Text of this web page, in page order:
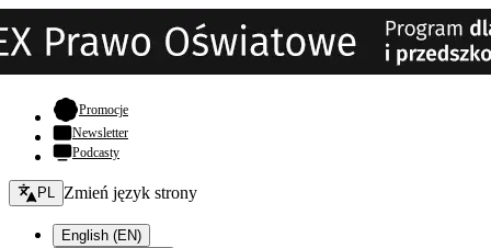
Promocje- otwiera się w nowej karcie
Newsletter
Podcasty
Zmień język - bieżący:
PL Zmień język strony
English (EN)